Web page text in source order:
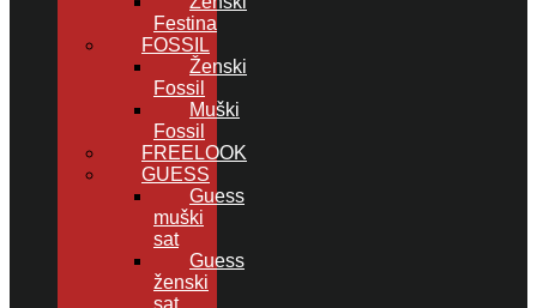
Festina
FOSSIL
Ženski
Fossil
Muški
Fossil
FREELOOK
GUESS
Guess
muški
sat
Guess
ženski
sat